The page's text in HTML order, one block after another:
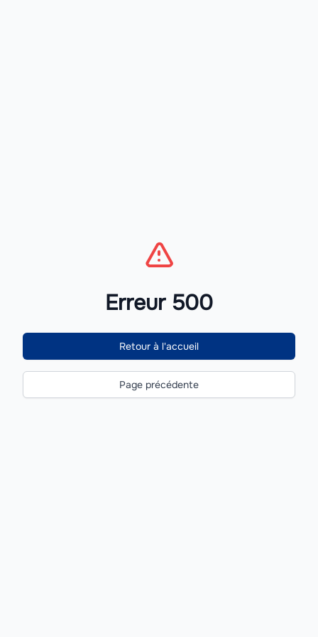
Erreur 500
Retour à l'accueil
Page précédente